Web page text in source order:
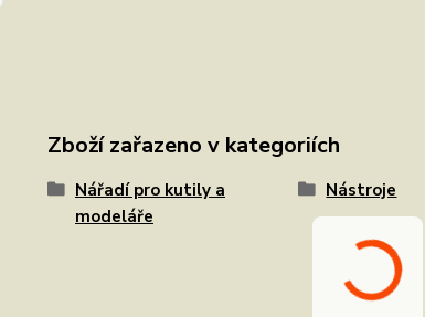
Zboží zařazeno v kategoriích
Nářadí pro kutily a
modeláře
Nástroje